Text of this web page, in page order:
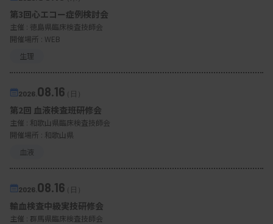
第3回心エコー症例検討会
主催 : 徳島県臨床検査技師会
開催場所 : WEB
生理
2026. 08.16（日）
第2回 血液検査班研修会
主催 : 和歌山県臨床検査技師会
開催場所 : 和歌山県
血液
2026. 08.16（日）
輸血検査中級実技研修会
主催 : 群馬県臨床検査技師会